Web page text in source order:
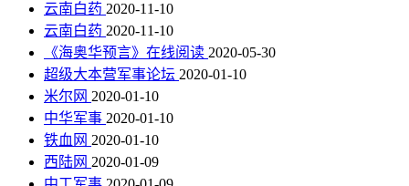
云南白药 2020-11-10
云南白药 2020-11-10
《海奥华预言》在线阅读 2020-05-30
超级大本营军事论坛 2020-01-10
米尔网 2020-01-10
中华军事 2020-01-10
铁血网 2020-01-10
西陆网 2020-01-09